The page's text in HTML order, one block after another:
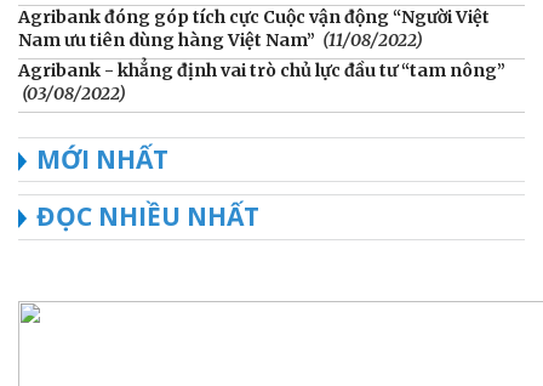
Agribank đóng góp tích cực Cuộc vận động “Người Việt
Nam ưu tiên dùng hàng Việt Nam” (11/08/2022)
Agribank - khẳng định vai trò chủ lực đầu tư “tam nông”
(03/08/2022)
MỚI NHẤT
ĐỌC NHIỀU NHẤT